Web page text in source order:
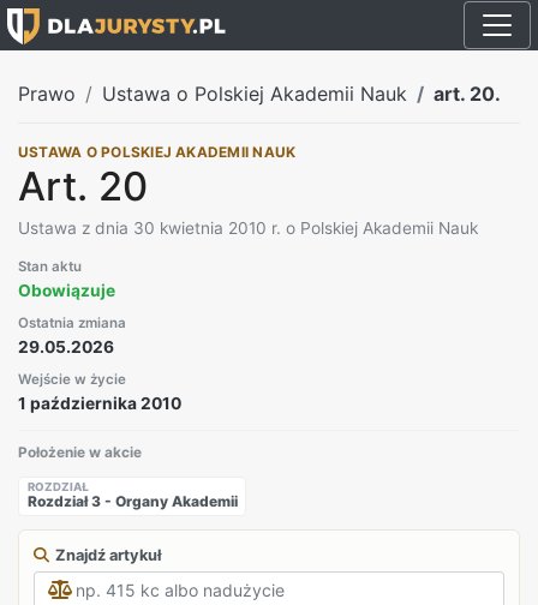
Prawo Ustawa o Polskiej Akademii Nauk art. 20.
USTAWA O POLSKIEJ AKADEMII NAUK
Art. 20
Ustawa z dnia 30 kwietnia 2010 r. o Polskiej Akademii Nauk
Stan aktu
Obowiązuje
Ostatnia zmiana
29.05.2026
Wejście w życie
1 października 2010
Położenie w akcie
ROZDZIAŁ
Rozdział 3 - Organy Akademii
Znajdź artykuł